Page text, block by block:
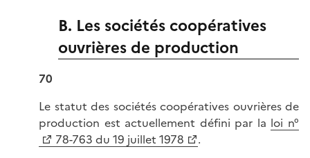
B. Les sociétés coopératives
ouvrières de production
70
Le statut des sociétés coopératives ouvrières de
production est actuellement défini par la loi n°
78-763 du 19 juillet 1978
.